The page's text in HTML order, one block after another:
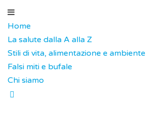
Home
La salute dalla A alla Z
Stili di vita, alimentazione e ambiente
Falsi miti e bufale
Chi siamo